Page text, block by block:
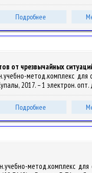
Подробнее
от чрезвычайных
метод.комплекс
2017. – 1 электрон.
Подробнее
метод.комплекс